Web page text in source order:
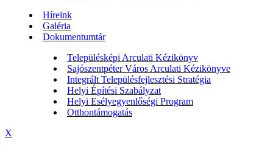
Híreink
Galéria
Dokumentumtár
Településképi Arculati Kézikönyv
Sajószentpéter Város Arculati Kézikönyve
Integrált Településfejlesztési Stratégia
Helyi Építési Szabályzat
Helyi Esélyegyenlőségi Program
Otthontámogatás
X